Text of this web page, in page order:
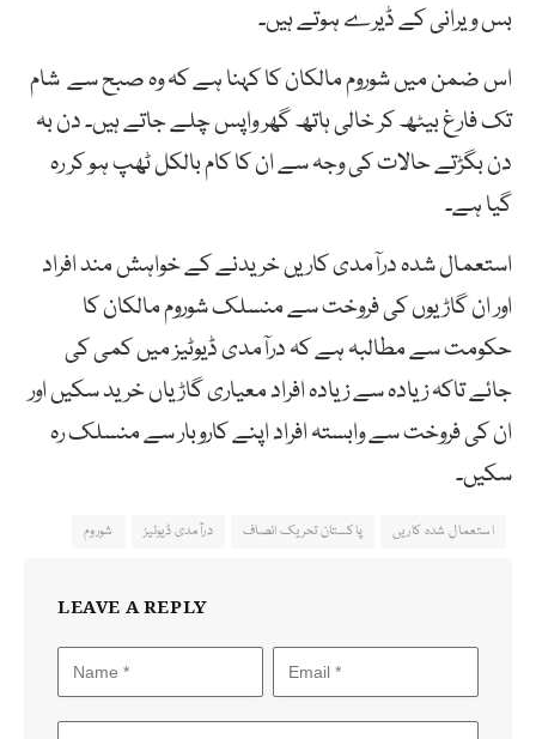
بس ویرانی کے ڈیرے ہوتے ہیں۔
اس ضمن میں شوروم مالکان کا کہنا ہے کہ وہ صبح سے شام
تک فارغ بیٹھ کر خالی ہاتھ گھر واپس چلے جاتے ہیں۔ دن بہ
دن بگڑتے حالات کی وجہ سے ان کا کام بالکل ٹھپ ہو کر رہ
گیا ہے۔
استعمال شدہ درآمدی کاریں خریدنے کے خواہش مند افراد
اور ان گاڑیوں کی فروخت سے منسلک شوروم مالکان کا
حکومت سے مطالبہ ہے کہ درآمدی ڈیوٹیز میں کمی کی
جائے تاکہ زیادہ سے زیادہ افراد معیاری گاڑیاں خرید سکیں اور
ان کی فروخت سے وابستہ افراد اپنے کاروبار سے منسلک رہ
سکیں۔
استعمال شدہ کاریں پاکستان تحریک انصاف درآمدی ڈیوٹیز شوروم
LEAVE A REPLY